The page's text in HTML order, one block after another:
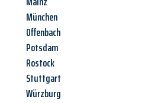
München
Offenbach
Potsdam
Rostock
Stuttgart
Würzburg